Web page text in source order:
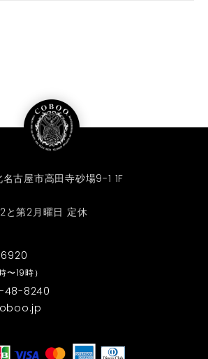
古屋市高田寺砂場9-1 1F
と第2月曜日 定休
〜19時）
48-8240